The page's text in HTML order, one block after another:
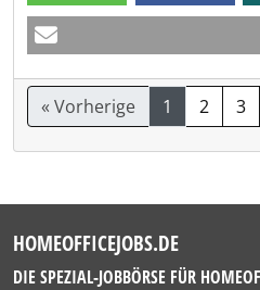
« Vorherige 1 2 3
HOMEOFFICEJOBS.DE
DIE SPEZIAL-JOBBÖRSE FÜR